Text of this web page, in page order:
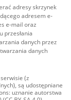
adresy skrzynek
adresem e-
e-mail oraz
przesłania
danych przez
danych
(z
są udostępniane
uznanie autorstwa